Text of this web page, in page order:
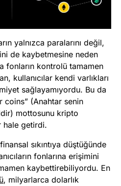
yalnızca paralarını değil,
de kaybetmesine neden
fonların kontrolü tamamen
kullanıcılar kendi varlıkları
sağlayamıyordu. Bu da
coins” (Anahtar senin
mottosunu kripto
hale getirdi.
sıkıntıya düştüğünde
fonlarına erişimini
kaybettirebiliyordu. En
, milyarlarca dolarlık